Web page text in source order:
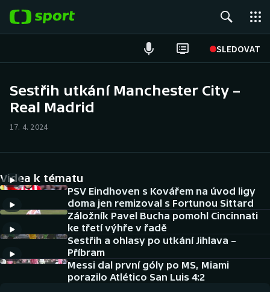
SLEDOVAT
ME v plavání
Tenis
DALŠÍ SPORTY
Americký fotbal
NEPŘEHLÉDNĚTE
Sestřih utkání Manchester City –
Real Madrid
17. 4. 2024
Videa k tématu
PSV Eindhoven s Kovářem na úvod ligy
doma jen remizoval s Fortunou Sittard
Záložník Pavel Bucha pomohl Cincinnati
ke třetí výhře v řadě
Sestřih a ohlasy po utkání Jihlava –
Příbram
Messi dal první góly po MS, Miami
porazilo Atlético San Luis 4:2